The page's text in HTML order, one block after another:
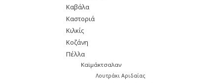
Καβάλα
Καστοριά
Κιλκίς
Κοζάνη
Πέλλα
Καϊμάκτσαλαν
Λουτράκι Αριδαίας